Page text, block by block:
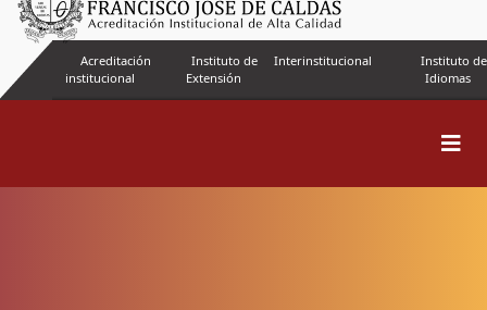
Acreditación
institucional
Instituto de
Extensión
Interinstitucional
Instituto de
Idiomas